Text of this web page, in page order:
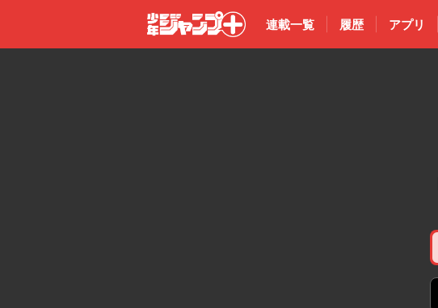
少年ジャン
連載一覧 履歴 アプリ